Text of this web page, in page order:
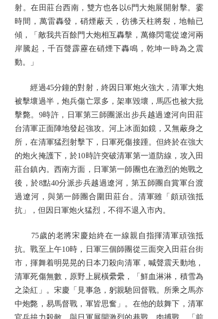
射。在田莊台西南，雙方也各以6門大炮展開射擊。霎
時間，萬雷轟發，硝煙蔽天，彷彿天柱將裂，地軸已
傾，「敵我共百餘門大炮相互轟擊，萬條閃電從遼河兩
岸騰起，千百聲霹靂在硝煙下轟鳴，乾坤一時為之震
動。」
經過45分鐘的對射，終因日軍炮火強大，清軍大炮
被擊壞過半，炮兵傷亡眾多，架車毀壞，馬匹也被大批
擊斃。9時許，日軍第三師團派出步兵越過遼河向田莊
台清軍正面陣地發起強攻。河上冰面如鏡，又無蔽身之
所，在清軍猛烈射擊下，日軍死傷接踵。但終於在強大
的炮火掩護下，於10時許突破清軍第一道防線，攻入田
莊台鎮內。西南方面，日軍第一師團也在激烈的炮戰之
後，於8點40分派步兵越過遼河，第五師團自賞軍台渡
過遼河，與第一師團合圍田莊台。清軍雖「頗頑強抵
抗」，但因日軍炮火猛烈，不得不退入市內。
75歲的老將宋慶始終在一線親自指揮清軍頑強抵
抗。戰至上午10時，日軍三個師團從三面突入田莊台街
市，揮舞着明晃晃的日本刀殺向清軍，喊聲震天動地，
清軍死傷無數，原野上屍橫纍纍，「鮮血淋淋，積雪為
之染紅」。宋慶「見事急，躬親馳回督戰。所乘之馬亦
中炮斃，易馬督戰，軍皆思奮」。在他的鼓舞下，清軍
官兵拚力殺敵，與日軍展開激烈的巷戰、肉搏戰，「前